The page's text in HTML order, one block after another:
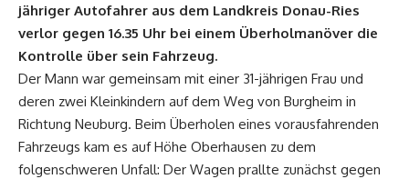
jähriger Autofahrer aus dem Landkreis Donau-Ries
verlor gegen 16.35 Uhr bei einem Überholmanöver die
Kontrolle über sein Fahrzeug.
Der Mann war gemeinsam mit einer 31-jährigen Frau und
deren zwei Kleinkindern auf dem Weg von Burgheim in
Richtung Neuburg. Beim Überholen eines vorausfahrenden
Fahrzeugs kam es auf Höhe Oberhausen zu dem
folgenschweren Unfall: Der Wagen prallte zunächst gegen